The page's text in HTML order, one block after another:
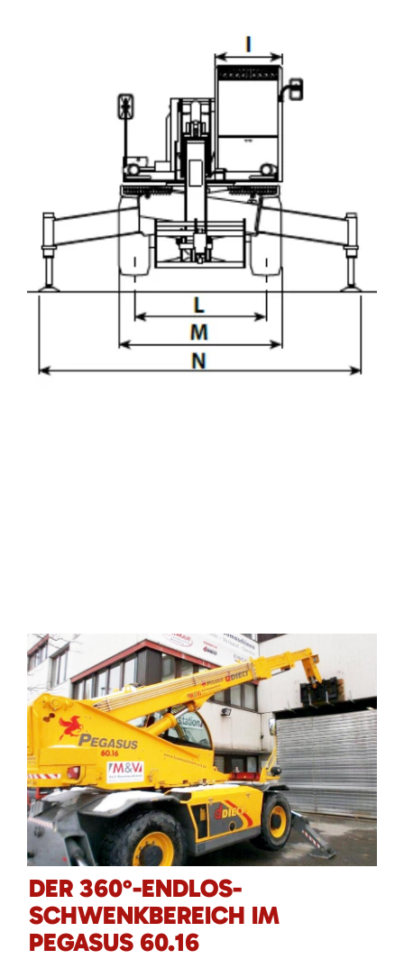
DER 360°-ENDLOS-
SCHWENKBEREICH IM
PEGASUS 60.16